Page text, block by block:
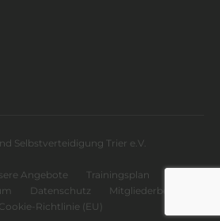
Selbstverteidigung Trier e.V.
Angebote
Trainingsplan
Datenschutz
Mitgliederbereich
Cookie-Richtlinie (EU)